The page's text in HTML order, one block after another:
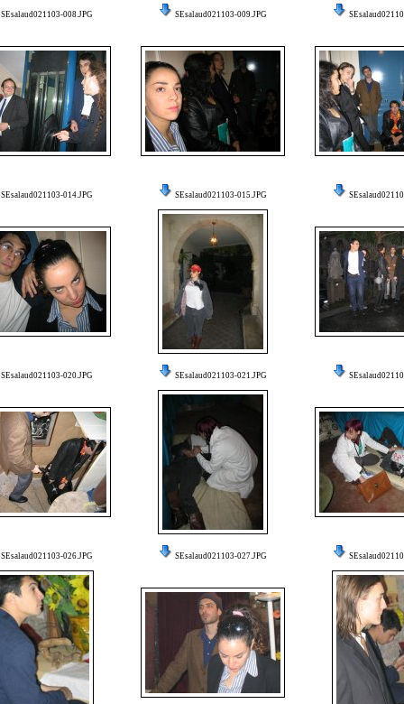
SEsalaud021103-008.JPG SEsalaud021103-009.JPG
SEsalaud021103-014.JPG SEsalaud021103-015.JPG
SEsalaud021103-020.JPG SEsalaud021103-021.JPG
SEsalaud021103-026.JPG SEsalaud021103-027.JPG